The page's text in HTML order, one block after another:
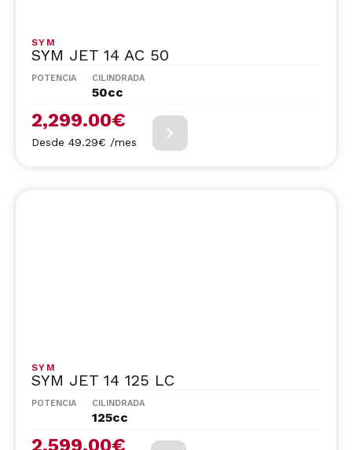
SYM
SYM JET 14 AC 50
POTENCIA CILINDRADA
50cc
2,299.00€
Desde 49.29€ /mes
SYM
SYM JET 14 125 LC
POTENCIA CILINDRADA
125cc
2,599.00€